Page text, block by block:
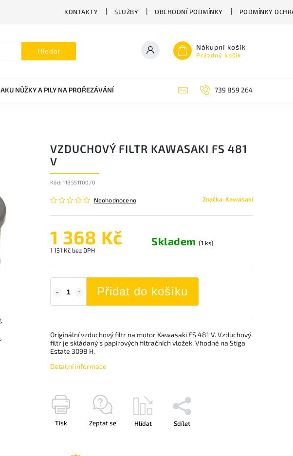
KONTAKTY SLUŽBY OBCHODNÍ PODMÍNKY PODMÍNKY
Hledat Nákupní košík
Prázdný košík
AKU NŮŽKY A PILY NA PROŘEZÁVÁNÍ ZAHRADNÍ NŮŽKY ZAHRADNÍ NÁŘADÍ STIGA
739 859 264
VZDUCHOVÝ FILTR KAWASAKI FS 481
V
Kód: 118551100/0
Neohodnoceno Značka: Kawasaki
1 368 Kč
1 131 Kč bez DPH
Skladem(1 ks)
Přidat do košíku
Originální vzduchový filtr na motor Kawasaki FS 481 V. Vzduchový
filtr je skládaný s papírových filtračních vložek. Vhodné na Stiga
Estate 3098 H.
Detailní informace
Tisk Zeptat se Hlídat Sdílet